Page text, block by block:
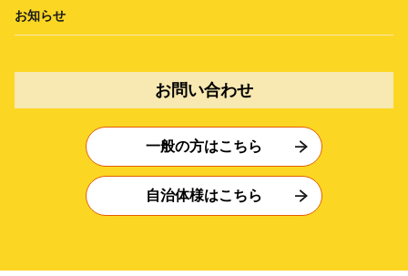
お知らせ
お問い合わせ
一般の方はこちら
自治体様はこちら